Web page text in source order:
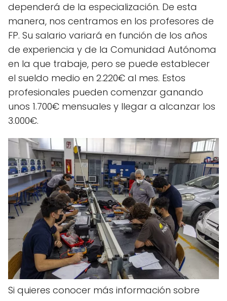
dependerá de la especialización. De esta
manera, nos centramos en los profesores de
FP. Su salario variará en función de los años
de experiencia y de la Comunidad Autónoma
en la que trabaje, pero se puede establecer
el sueldo medio en 2.220€ al mes. Estos
profesionales pueden comenzar ganando
unos 1.700€ mensuales y llegar a alcanzar los
3.000€.
Si quieres conocer más información sobre